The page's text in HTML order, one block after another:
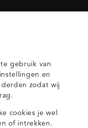
gebruik van
en
zodat wij
cookies je wel
of intrekken.